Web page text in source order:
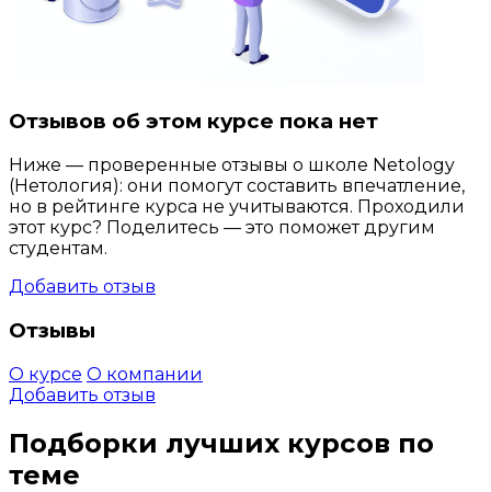
Отзывов об этом курсе пока нет
Ниже — проверенные отзывы о школе Netology
(Нетология): они помогут составить впечатление,
но в рейтинге курса не учитываются. Проходили
этот курс? Поделитесь — это поможет другим
студентам.
Добавить отзыв
Отзывы
О курсе О компании
Добавить отзыв
Подборки лучших курсов по
теме